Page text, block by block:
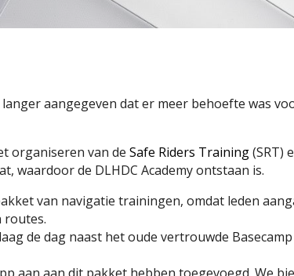
aangegeven dat er meer behoefte was
organiseren van de Safe Riders Training(SRT)
waardoor de DLHDC Academy ontstaan is.
van navigatie trainingen, omdat leden
routes.
de dag naast het oude vertrouwde